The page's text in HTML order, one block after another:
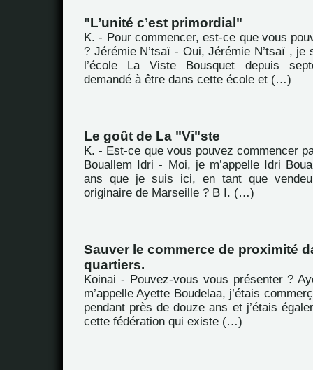
"L’unité c’est primordial"
K. - Pour commencer, est-ce que vous
? Jérémie N’tsaï - Oui, Jérémie N’tsaï , je
l’école La Viste Bousquet depuis
demandé à être dans cette école et (…)
Le goût de La "Vi"ste
K. - Est-ce que vous pouvez commencer
Bouallem Idri - Moi, je m’appelle Idri
ans que je suis ici, en tant que
originaire de Marseille ? B I. (…)
Sauver le commerce de proximité
quartiers.
Koinai - Pouvez-vous vous présenter ?
m’appelle Ayette Boudelaa, j’étais
pendant près de douze ans et j’étais
cette fédération qui existe (…)